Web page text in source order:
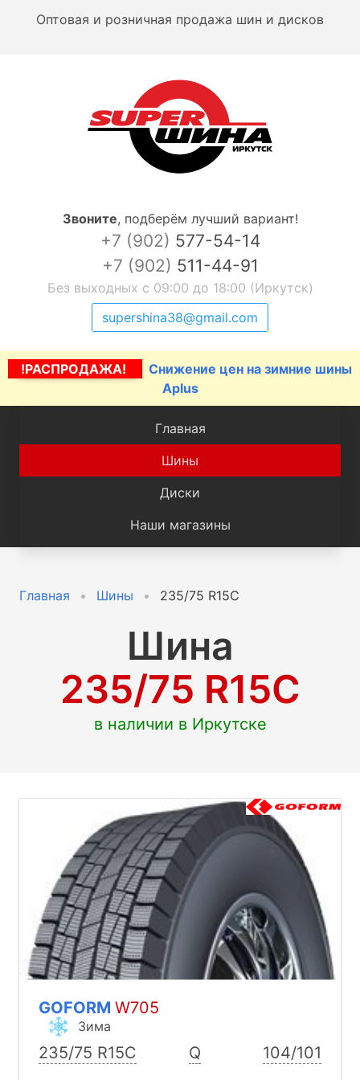
Оптовая и розничная продажа шин и дисков
Звоните, подберём лучший вариант!
+7 (902) 577-54-14
+7 (902) 511-44-91
Без выходных с 09:00 до 18:00 (Иркутск)
supershina38@gmail.com
!РАСПРОДАЖА!
Снижение цен на зимние шины
Aplus
Главная
Шины
Диски
Наши магазины
Главная Шины 235/75 R15C
Шина
235/75 R15C
в наличии в Иркутске
GOFORM W705
Зима
235/75 R15C Q 104/101